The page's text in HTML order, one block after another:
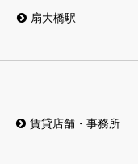
扇大橋駅
賃貸店舗・事務所